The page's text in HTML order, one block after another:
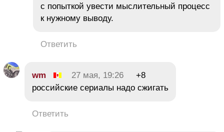
с попыткой увести мыслительный процесс
к нужному выводу.
Ответить
wm 27 мая, 19:26
+8
российские сериалы надо сжигать
Ответить